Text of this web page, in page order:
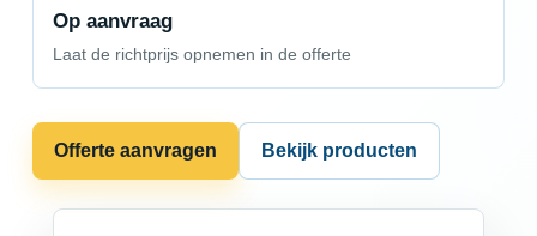
Op aanvraag
Laat de richtprijs opnemen in de offerte
Offerte aanvragen Bekijk producten